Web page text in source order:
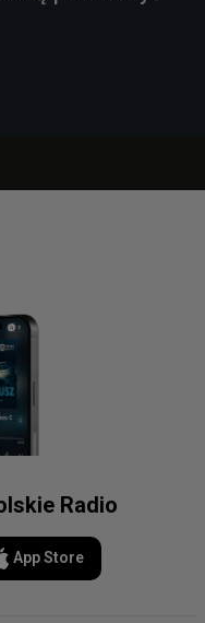
Radio
App Store